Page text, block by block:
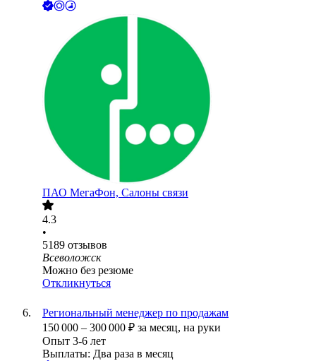
ПАО МегаФон, Салоны связи
4.3
•
5189 отзывов
Всеволожск
Можно без резюме
Откликнуться
Региональный менеджер по продажам
150 000 – 300 000 ₽ за месяц, на руки
Опыт 3-6 лет
Выплаты: Два раза в месяц